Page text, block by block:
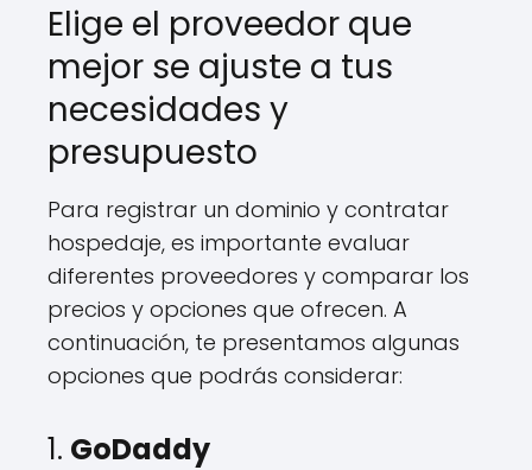
Elige el proveedor que
mejor se ajuste a tus
necesidades y
presupuesto
Para registrar un dominio y contratar
hospedaje, es importante evaluar
diferentes proveedores y comparar los
precios y opciones que ofrecen. A
continuación, te presentamos algunas
opciones que podrás considerar:
1. GoDaddy